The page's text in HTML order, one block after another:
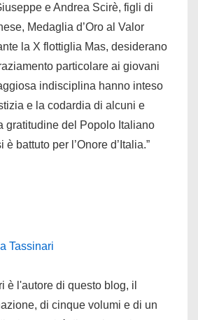
e Andrea Scirè, figli di
Medaglia d’Oro al Valor
la X flottiglia Mas, desiderano
particolare ai giovani
indisciplina hanno inteso
e la codardia di alcuni e
gratitudine del Popolo Italiano
battuto per l’Onore d’Italia.”
Tassinari
è l'autore di questo blog, il
di cinque volumi e di un